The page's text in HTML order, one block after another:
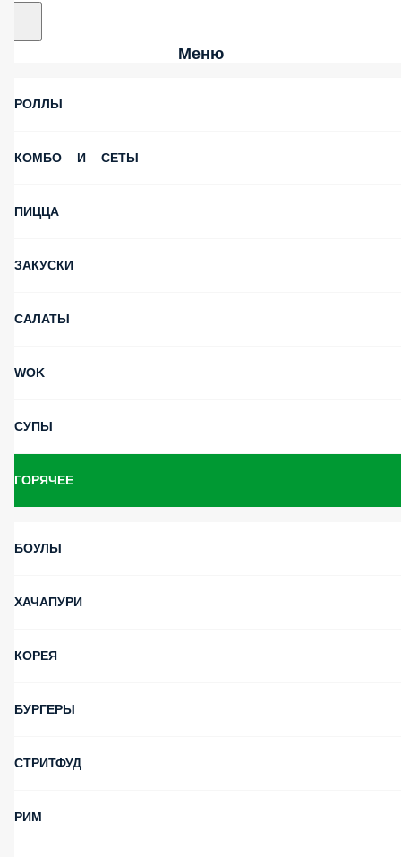
Меню
РОЛЛЫ
КОМБО И СЕТЫ
ПИЦЦА
ЗАКУСКИ
САЛАТЫ
WOK
СУПЫ
ГОРЯЧЕЕ
БОУЛЫ
ХАЧАПУРИ
КОРЕЯ
БУРГЕРЫ
СТРИТФУД
РИМ